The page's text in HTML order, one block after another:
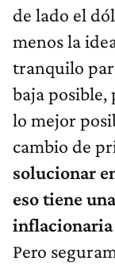
de lado el
menos la
tranquilo
baja posible,
lo mejor
cambio de
solucionar
eso tiene
inflacionaria
Pero